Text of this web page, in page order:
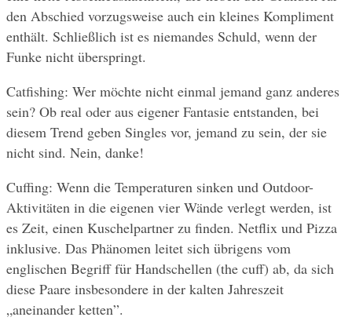
den Abschied vorzugsweise auch ein kleines Kompliment
enthält. Schließlich ist es niemandes Schuld, wenn der
Funke nicht überspringt.
Catfishing: Wer möchte nicht einmal jemand ganz anderes
sein? Ob real oder aus eigener Fantasie entstanden, bei
diesem Trend geben Singles vor, jemand zu sein, der sie
nicht sind. Nein, danke!
Cuffing: Wenn die Temperaturen sinken und Outdoor-
Aktivitäten in die eigenen vier Wände verlegt werden, ist
es Zeit, einen Kuschelpartner zu finden. Netflix und Pizza
inklusive. Das Phänomen leitet sich übrigens vom
englischen Begriff für Handschellen (the cuff) ab, da sich
diese Paare insbesondere in der kalten Jahreszeit
„aneinander ketten”.